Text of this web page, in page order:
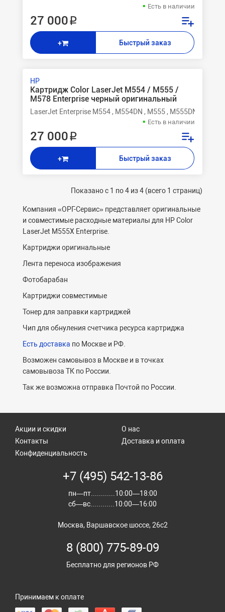
Есть в наличии
27 000 ₽
+ Быстрый заказ
HP
Картридж Color LaserJet M554 / M555 /
M578 Enterprise черный оригинальный
LaserJet Enterprise M554 , M554DN , M555 , M555DN ,
Есть в наличии
27 000 ₽
+ Быстрый заказ
Показано с 1 по 4 из 4 (всего 1 страниц)
Компания «ОРГ-Cервис» представляет оригинальные
и совместимые расходные материалы для HP Color
LaserJet M555X Enterprise.
Картриджи оригинальные
Лента переноса изображения
Фотобарабан
Картриджи совместимые
Тонер для заправки картриджей
Чип для обнуления счетчика ресурса картриджа
Есть доставка по Москве и РФ.
Возможен самовывоз в Москве и в точках
самовывоза ТК по России.
Так же возможна отправка Почтой по России.
Акции и скидки
Контакты
О нас
Доставка и оплата
Конфиденциальность
+7 (495) 542-13-86
пн—пт............10:00—18:00
сб—вс............10:00—16:00
Москва, Варшавское шоссе, 26с2
8 (800) 775-89-09
Бесплатно для регионов РФ
Принимаем к оплате